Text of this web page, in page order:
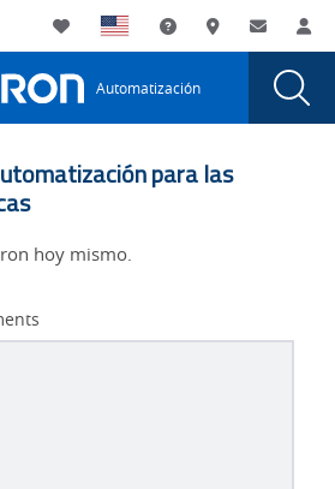
Utility
Navigation
My List Soporte DóndeContacto
Automatización
para las
hoy mismo.